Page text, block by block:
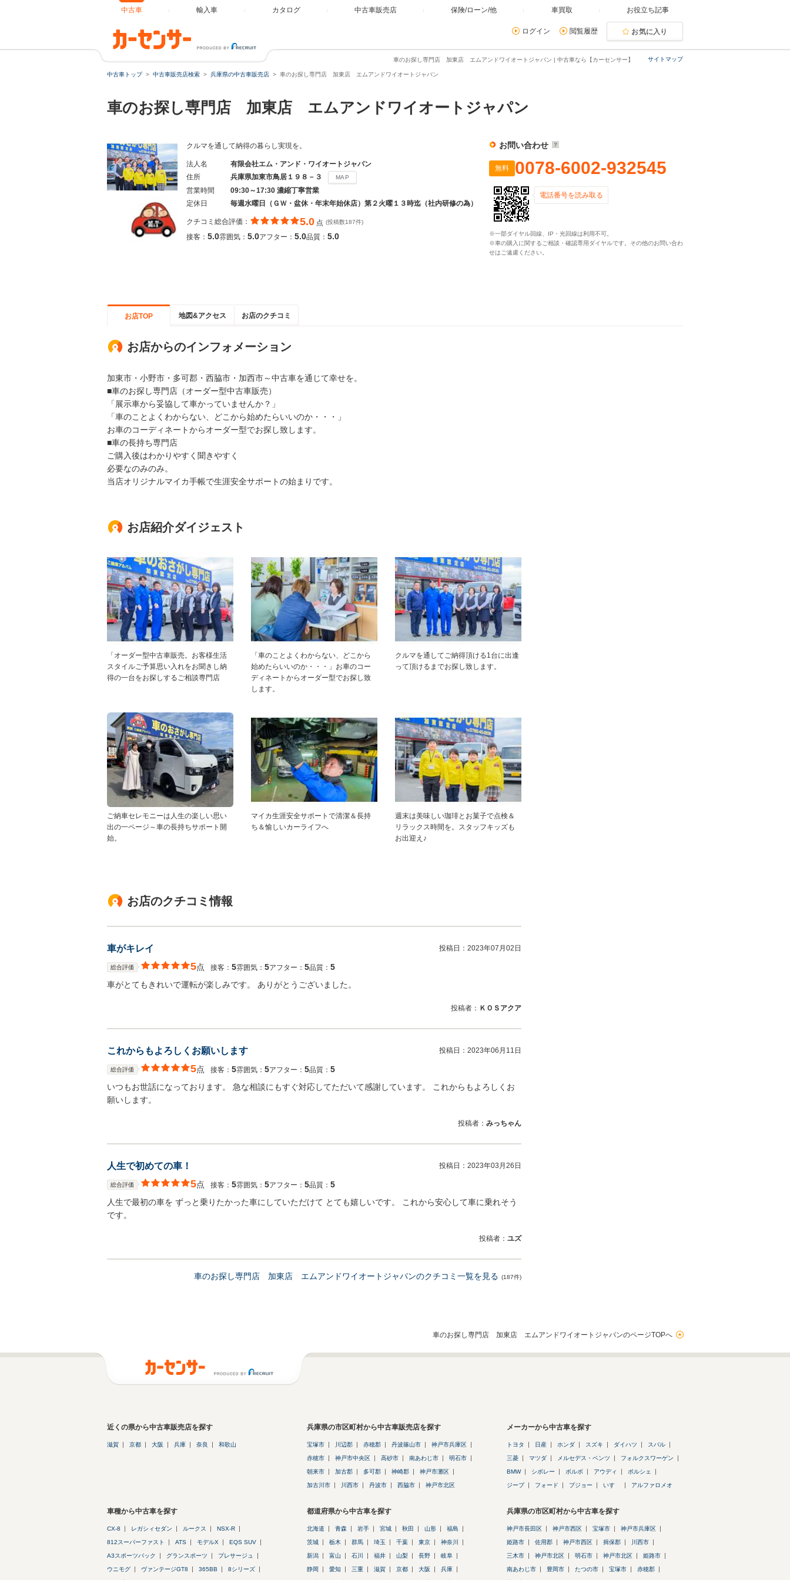
中古車 輸入車 カタログ 中古車販売店 保険/ローン/他 車買取 お役立ち記事
ログイン 閲覧履歴 お気に入り
サイトマップ
車のお探し専門店 加東店 エムアンドワイオートジャパン | 中古車なら【カーセンサー】
中古車トップ 中古車販売店検索 兵庫県の中古車販売店 車のお探し専門店 加東店 エムアンドワイオートジャパン
車のお探し専門店 加東店 エムアンドワイオートジャパン
クルマを通して納得の暮らし実現を。
法人名
有限会社エム・アンド・ワイオートジャパン
住所
兵庫県加東市鳥居１９８－３ MAP
営業時間
09:30～17:30 濃縮丁寧営業
定休日
毎週水曜日（ＧＷ・盆休・年末年始休店）第２火曜１３時迄（社内研修の為）
クチコミ総合評価： 5.0 点 (投稿数187件)
接客： 5.0雰囲気： 5.0アフター： 5.0品質： 5.0
お問い合わせ
無料 0078-6002-932545
電話番号を読み取る
※一部ダイヤル回線、IP・光回線は利用不可。
※車の購入に関するご相談・確認専用ダイヤルです。その他のお問い合わ
せはご遠慮ください。
お店TOP 地図&アクセス お店のクチコミ
お店からのインフォメーション
加東市・小野市・多可郡・西脇市・加西市～中古車を通じて幸せを。
■車のお探し専門店（オーダー型中古車販売）
「展示車から妥協して車かっていませんか？」
「車のことよくわからない、どこから始めたらいいのか・・・」
お車のコーディネートからオーダー型でお探し致します。
■車の長持ち専門店
ご購入後はわかりやすく聞きやすく
必要なのみのみ。
当店オリジナルマイカ手帳で生涯安全サポートの始まりです。
お店紹介ダイジェスト
「オーダー型中古車販売。お客様生活
スタイルご予算思い入れをお聞きし納
得の一台をお探しするご相談専門店
「車のことよくわからない、どこから
始めたらいいのか・・・」お車のコー
ディネートからオーダー型でお探し致
します。
クルマを通してご納得頂ける1台に出逢
って頂けるまでお探し致します。
ご納車セレモニーは人生の楽しい思い
出の一ページ～車の長持ちサポート開
始。
マイカ生涯安全サポートで清潔＆長持
ち＆愉しいカーライフへ
週末は美味しい珈琲とお菓子で点検＆
リラックス時間を。スタッフキッズも
お出迎え♪
お店のクチコミ情報
車がキレイ 投稿日： 2023年07月02日
総合評価 5点 接客： 5雰囲気： 5アフター： 5品質： 5
車がとてもきれいで運転が楽しみです。 ありがとうございました。
投稿者： ＫＯＳアクア
これからもよろしくお願いします 投稿日： 2023年06月11日
総合評価 5点 接客： 5雰囲気： 5アフター： 5品質： 5
いつもお世話になっております。 急な相談にもすぐ対応してただいて感謝しています。 これからもよろしくお
願いします。
投稿者： みっちゃん
人生で初めての車！ 投稿日： 2023年03月26日
総合評価 5点 接客： 5雰囲気： 5アフター： 5品質： 5
人生で最初の車を ずっと乗りたかった車にしていただけて とても嬉しいです。 これから安心して車に乗れそう
です。
投稿者： ユズ
車のお探し専門店 加東店 エムアンドワイオートジャパンのクチコミ一覧を見る (187件)
車のお探し専門店 加東店 エムアンドワイオートジャパンのページTOPへ
近くの県から中古車販売店を探す
滋賀 京都 大阪 兵庫 奈良 和歌山
兵庫県の市区町村から中古車販売店を探す
宝塚市 川辺郡 赤穂郡 丹波篠山市 神戸市兵庫区
赤穂市 神戸市中央区 高砂市 南あわじ市 明石市
朝来市 加古郡 多可郡 神崎郡 神戸市灘区
加古川市 川西市 丹波市 西脇市 神戸市北区
メーカーから中古車を探す
トヨタ 日産 ホンダ スズキ ダイハツ スバル
三菱 マツダ メルセデス・ベンツ フォルクスワーゲン
BMW シボレー ボルボ アウディ ポルシェ
ジープ フォード プジョー いすゞ アルファロメオ
車種から中古車を探す
CX-8 レガシィセダン ルークス NSX-R
812スーパーファスト ATS モデルX EQS SUV
A3スポーツバック グランスポーツ プレサージュ
ウニモグ ヴァンテージGT8 365BB 8シリーズ
都道府県から中古車を探す
北海道 青森 岩手 宮城 秋田 山形 福島
茨城 栃木 群馬 埼玉 千葉 東京 神奈川
新潟 富山 石川 福井 山梨 長野 岐阜
静岡 愛知 三重 滋賀 京都 大阪 兵庫
兵庫県の市区町村から中古車を探す
神戸市長田区 神戸市西区 宝塚市 神戸市兵庫区
姫路市 佐用郡 神戸市西区 揖保郡 川西市
三木市 神戸市北区 明石市 神戸市北区 姫路市
南あわじ市 豊岡市 たつの市 宝塚市 赤穂郡